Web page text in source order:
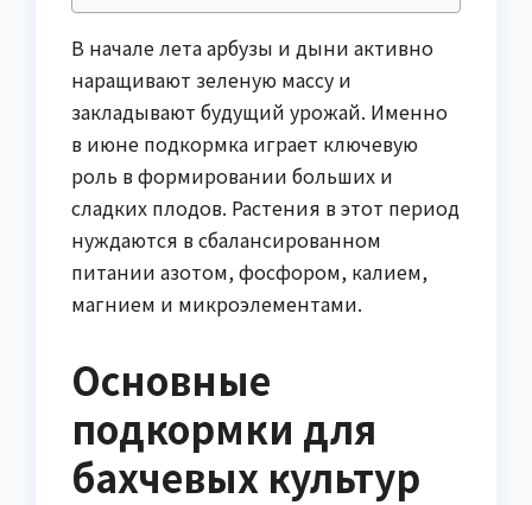
В начале лета арбузы и дыни активно
наращивают зеленую массу и
закладывают будущий урожай. Именно
в июне подкормка играет ключевую
роль в формировании больших и
сладких плодов. Растения в этот период
нуждаются в сбалансированном
питании азотом, фосфором, калием,
магнием и микроэлементами.
Основные
подкормки для
бахчевых культур